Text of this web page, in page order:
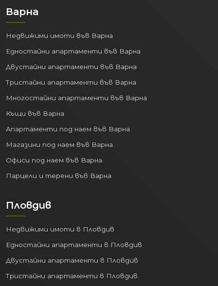
Варна
Недвижими имоти във Варна
Едностайни апартаменти във Варна
Двустайни апартаменти във Варна
Тристайни апартаменти във Варна
Многостайни апартаменти във Варна
Къщи във Варна
Апартаменти под наем във Варна
Магазини под наем във Варна
Офиси под наем във Варна
Парцели и терени във Варна
Пловдив
Недвижими имоти в Пловдив
Едностайни апартаменти в Пловдив
Двустайни апартаменти в Пловдив
Тристайни апартаменти в Пловдив